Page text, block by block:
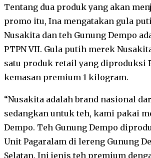
Tentang dua produk yang akan
promo itu, Ina mengatakan gula
Nusakita dan teh Gunung Dempo
PTPN VII. Gula putih merek
satu produk retail yang diproduksi
kemasan premium 1 kilogram.
“Nusakita adalah brand nasional
sedangkan untuk teh, kami pakai
Dempo. Teh Gunung Dempo
Unit Pagaralam di lereng Gunung
Selatan. Ini jenis teh premium